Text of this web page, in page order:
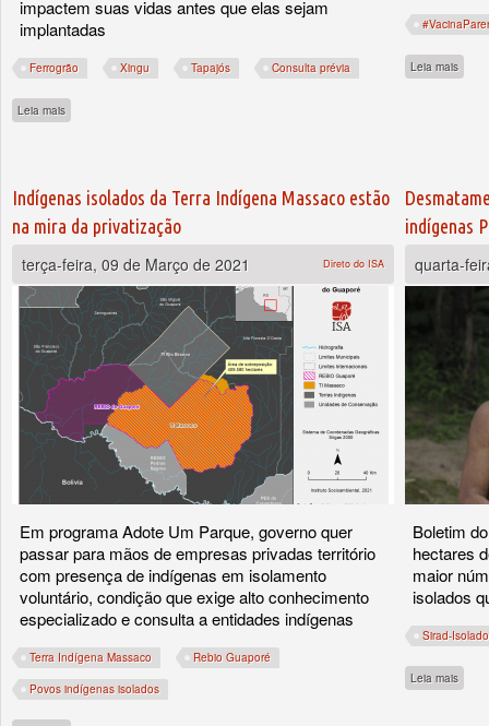
impactem suas vidas antes que elas sejam
implantadas
Ferrogrão Xingu Tapajós Consulta prévia
Leia mais
Leia mais
Indígenas isolados da Terra Indígena Massaco estão
na mira da privatização
terça-feira, 09 de Março de 2021
Direto do ISA
Em programa Adote Um Parque, governo quer
passar para mãos de empresas privadas território
com presença de indígenas em isolamento
voluntário, condição que exige alto conhecimento
especializado e consulta a entidades indígenas
Terra Indígena Massaco Rebio Guaporé
Povos indígenas isolados
indígenas
quarta-
Boletim
hectares
maior
isolados
Sirad-
Leia mais